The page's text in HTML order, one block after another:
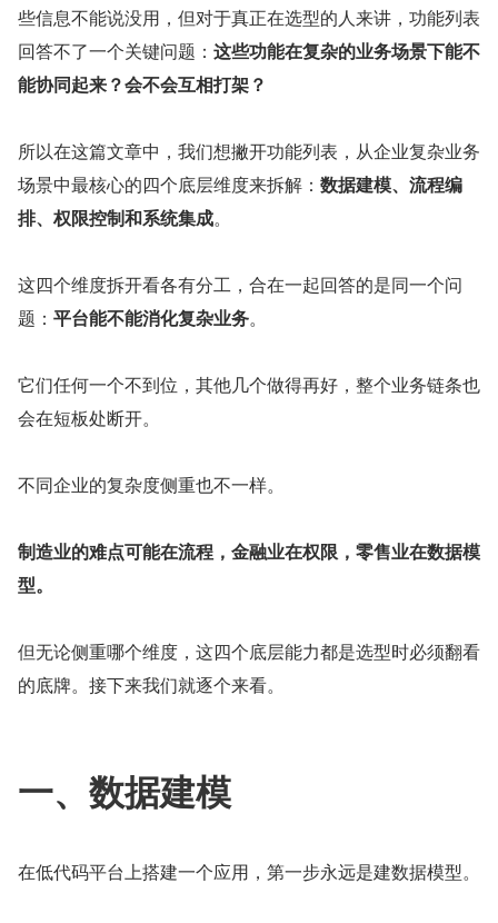
些信息不能说没用，但对于真正在选型的人来讲，功能列表
回答不了一个关键问题： 这些功能在复杂的业务场景下能不
能协同起来？会不会互相打架？
所以在这篇文章中，我们想撇开功能列表，从企业复杂业务
场景中最核心的四个底层维度来拆解： 数据建模、流程编
排、权限控制和系统集成。
这四个维度拆开看各有分工，合在一起回答的是同一个问
题： 平台能不能消化复杂业务。
它们任何一个不到位，其他几个做得再好，整个业务链条也
会在短板处断开。
不同企业的复杂度侧重也不一样。
制造业的难点可能在流程，金融业在权限，零售业在数据模
型。
但无论侧重哪个维度，这四个底层能力都是选型时必须翻看
的底牌。接下来我们就逐个来看。
一、数据建模
在低代码平台上搭建一个应用，第一步永远是建数据模型。